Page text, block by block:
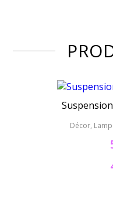
Décor,